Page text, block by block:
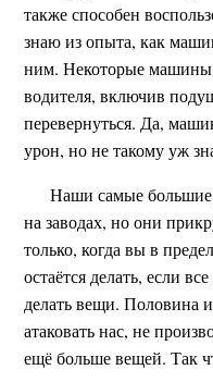
также способен
знаю из опыта, как
ним. Некоторые машины
водителя, включив
перевернуться. Да,
урон, но не такому уж
Наши самые
на заводах, но они
только, когда вы в
остаётся делать, если
делать вещи. Половина
атаковать нас, не
ещё больше вещей. Так